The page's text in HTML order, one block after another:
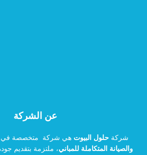
عن الشركة
شركةحلول البيوت هي شركة متخصصة في
والصيانة المتكاملة للمباني، ملتزمة بتقديم